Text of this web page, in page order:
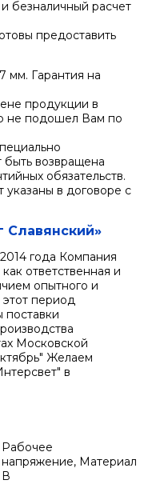
безналичный расчет
предоставить
мм. Гарантия на
продукции в
не подошел Вам по
быть возвращена
обязательств.
указаны в договоре с
года Компания
ответственная и
опытного и
период
поставки
Московской
Желаем
в
Рабочее
напряжение,
В
Материал